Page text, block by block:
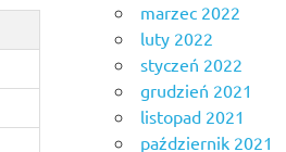
marzec 2022
luty 2022
styczeń 2022
grudzień 2021
listopad 2021
październik 2021